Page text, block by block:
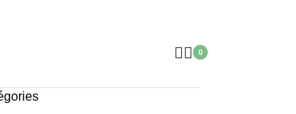
0